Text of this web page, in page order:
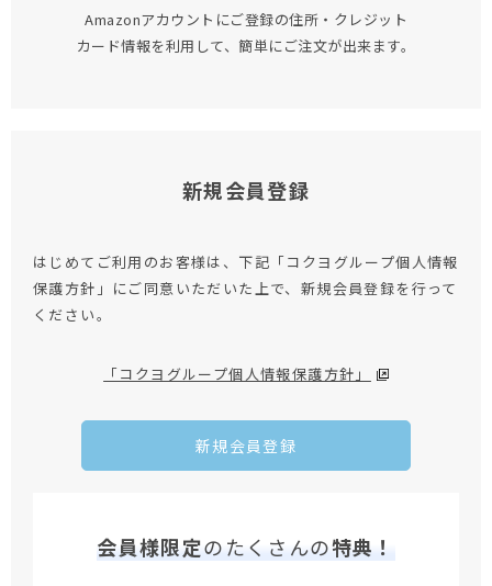
Amazonアカウントにご登録の住所・クレジット
カード情報を利用して、簡単にご注文が出来ます。
新規会員登録
はじめてご利用のお客様は、下記「コクヨグループ個人情報
保護方針」にご同意いただいた上で、新規会員登録を行って
ください。
「コクヨグループ個人情報保護方針」
新規会員登録
会員様限定のたくさんの特典！